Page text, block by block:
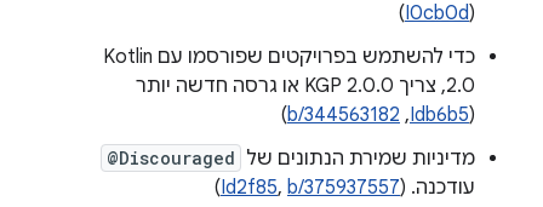
(
I0cb0d
)
כדי להשתמש בפרויקטים שפורסמו עם Kotlin
2.0, צריך KGP 2.0.0 או גרסה חדשה יותר
(
Idb6b5
,‏
b/344563182
)
מדיניות שמירת הנתונים של @Discouraged
עודכנה. ( Id2f85, b/375937557
)